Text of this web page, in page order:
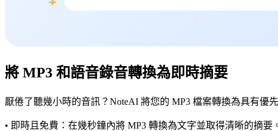
將 MP3 和語音錄音轉換為即時摘要
厭倦了聽幾小時的音訊？NoteAI 將您的 MP3 檔案轉換為具有優
• 即時且免費：在幾秒鐘內將 MP3 轉換為文字並取得清晰的摘